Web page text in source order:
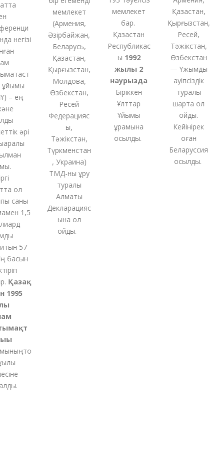
негізі
ең
әрі
ол
саны
1,5
57
Қазақ
то
мемлекет
Армения,
Әзірбайжан,
Беларусь,
Қазақстан,
Қырғызстан,
Молдова,
Өзбекстан,
Ресей
Федерацияс
ы,
Тәжікстан,
Түркменстан
Украина)
ТМД-нықұру
туралы
Алматы
Декларацияс
ына қол
қойды.
мемлекет
бар.
Қазақстан
Республикас
1992
жылы 2
наурызда
Біріккен
Ұлттар
Ұйымы
құрамына
қосылды.
Қазақстан,
Қырғызстан,
Ресей,
Тәжікстан,
Өзбекстан
— Ұжымдық
қауіпсіздік
туралы
шартқа қол
қойды.
Кейінірек
оған
Беларуссия
қосылды.